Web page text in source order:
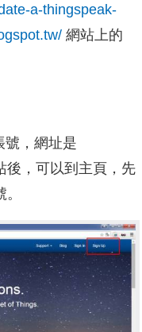
a-thingspeak-
網站上的
號，網址是
後，可以到主頁，先